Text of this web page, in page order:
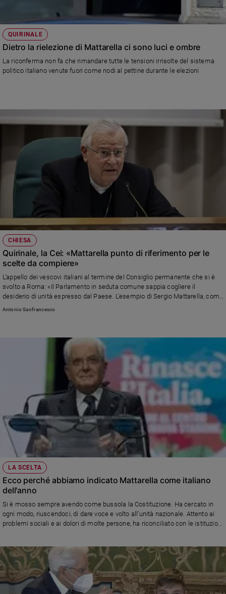
QUIRINALE
Dietro la rielezione di Mattarella ci sono luci e ombre
La riconferma non fa che rimandare tutte le tensioni irrisolte del sistema
politico italiano venute fuori come nodi al pettine durante le elezioni
CHIESA
Quirinale, la Cei: «Mattarella punto di riferimento per le
scelte da compiere»
L’appello dei vescovi italiani al termine del Consiglio permanente che si è
svolto a Roma: «Il Parlamento in seduta comune sappia cogliere il
desiderio di unità espresso dal Paese. L'esempio di Sergio Mattarella, come
uomo e statista, è un punto di riferimento nelle scelte che devono essere
Antonio Sanfrancesco
LA SCELTA
Ecco perché abbiamo indicato Mattarella come italiano
dell'anno
Si è mosso sempre avendo come bussola la Costituzione. Ha cercato in
ogni modo, riuscendoci, di dare voce e volto all’unità nazionale. Attento ai
problemi sociali e ai dolori di molte persone, ha riconciliato con le istituzioni
dossier sul numero in edicola e in parrocchia da giovedì 29 dicembre